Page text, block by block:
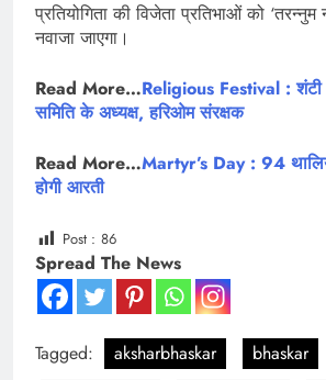
प्रतियोगिता की विजेता प्रतिभाओं को
नवाजा जाएगा।
Read More…Religious Festival : शंटी
समिति के अध्यक्ष, हरिओम संरक्षक
Read More…Martyr’s Day : 94
होगी आरती
Post : 86
Spread The News
Tagged: aksharbhaskar
bhaskar